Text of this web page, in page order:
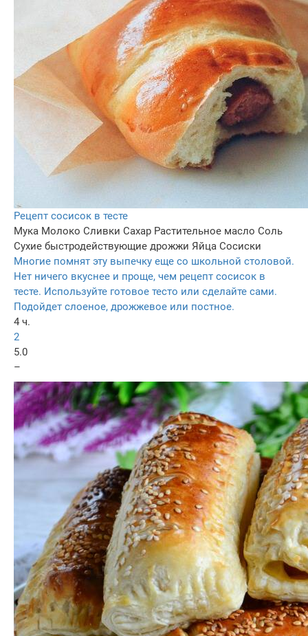
Рецепт сосисок в тесте
Мука Молоко Сливки Сахар Растительное масло Соль
Сухие быстродействующие дрожжи Яйца Сосиски
Многие помнят эту выпечку еще со школьной столовой.
Нет ничего вкуснее и проще, чем рецепт сосисок в
тесте. Используйте готовое тесто или сделайте сами.
Подойдет слоеное, дрожжевое или постное.
4 ч.
2
5.0
–